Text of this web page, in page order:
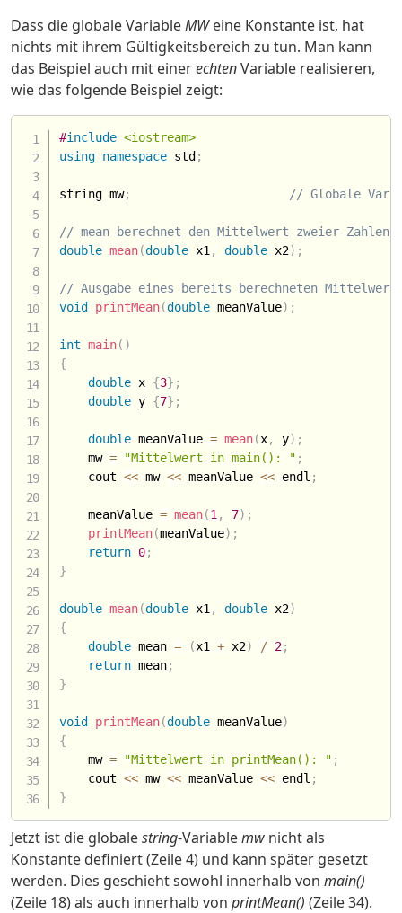
Dass die globale VariableMWeine Konstante ist, hat
nichts mit ihrem Gültigkeitsbereich zu tun. Man kann
das Beispiel auch mit einerechtenVariable realisieren,
wie das folgende Beispiel zeigt:
#include <iostream>
using namespace std ;
string mw; // Globale
// mean berechnet den Mittelwert zweier Zahlen
double mean(double x1 , double x2) ;
// Ausgabe eines bereits berechneten
void
printMean(double meanValue) ;
int main( )
{
double x {3} ;
double y {7} ;
double meanValue = mean(x, y) ;
    mw
= "Mittelwert in main(): " ;
    cout
<< mw << meanValue << endl ;
    meanValue
= mean(1 , 7) ;
printMean(meanValue) ;
return 0;
}
double mean(double x1 , double x2)
{
double mean = (x1 + x2) / 2;
return mean;
}
void printMean(double meanValue)
{
    mw
= "Mittelwert in printMean(): " ;
    cout
<< mw << meanValue << endl ;
}
Jetzt ist die globalestring-Variablemw nicht als
Konstante definiert (Zeile 4) und kann später gesetzt
werden. Dies geschieht sowohl innerhalb von main()
(Zeile 18) als auch innerhalb von printMean() (Zeile 34).